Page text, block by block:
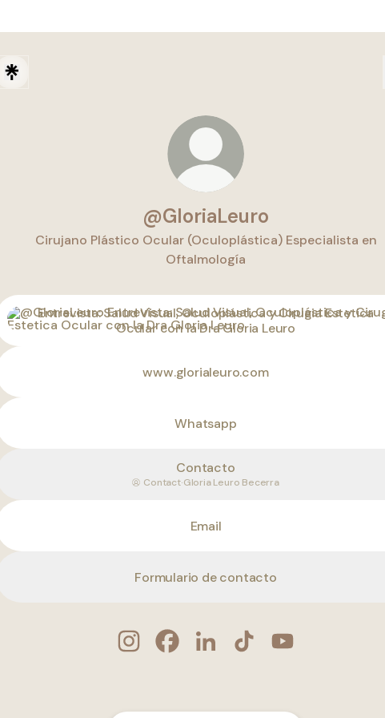
@GloriaLeuro
Cirujano Plástico Ocular (Oculoplástica) Especialista en
Oftalmología
Entrevista: Salud Visual, Oculoplástica y Cirugia Estetica Ocular
Entrevista: Salud Visual, Oculoplástica y Cirugia Estetica
Ocular con la Dra Gloria Leuro
www.glorialeuro.com
Whatsapp
Contacto
Contact·Gloria Leuro Becerra
Email
Formulario de contacto